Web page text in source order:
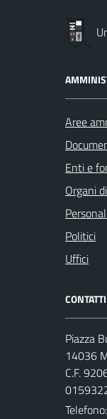
Aree
Enti e
Organi
Politici
Uffici
CONTATTI
Piazza
14036
C.F.
Telefono: